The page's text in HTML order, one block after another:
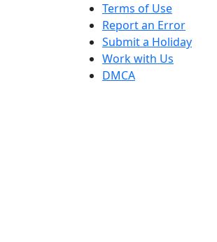
Terms of Use
Report an Error
Submit a Holiday
Work with Us
DMCA